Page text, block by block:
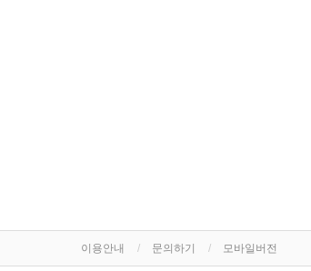
이용안내 문의하기 모바일버전